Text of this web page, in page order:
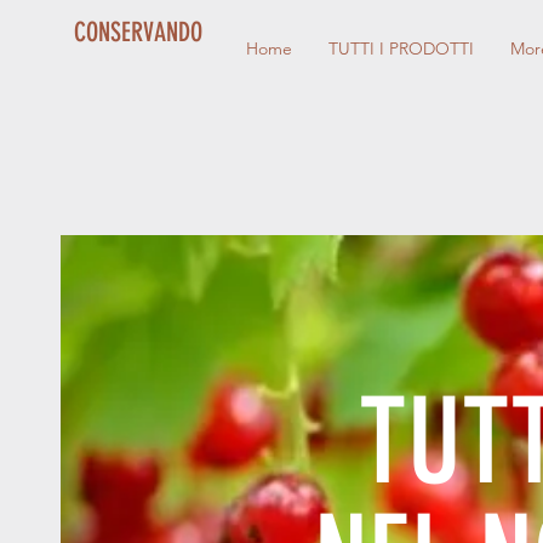
CONSERVANDO Home TUTTI I PRODOTTI